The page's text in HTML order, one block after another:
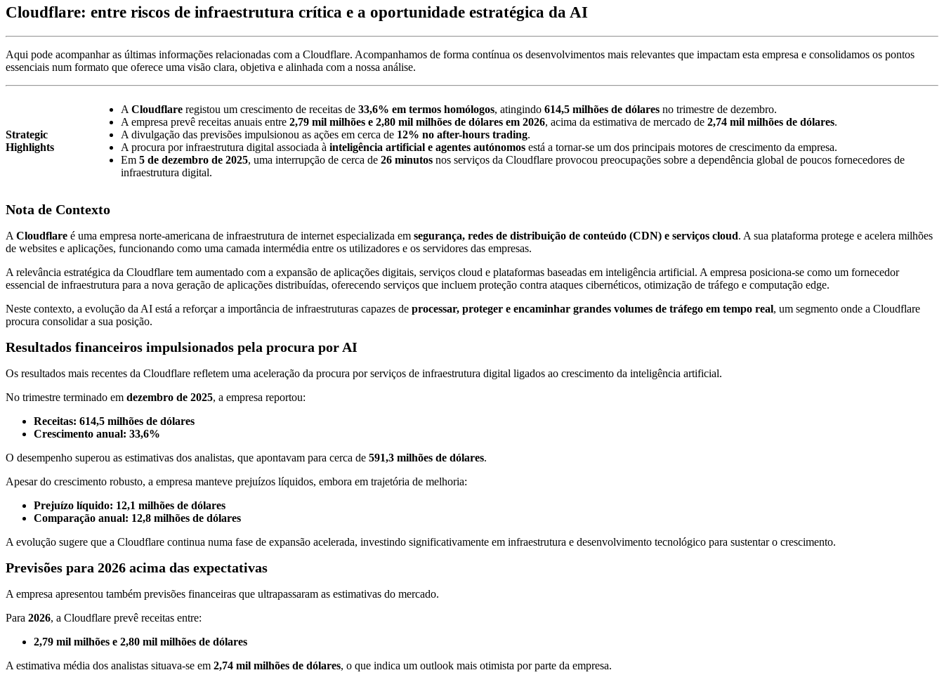
Cloudflare: entre riscos de infraestrutura crítica e a oportunidade estratégica da AI
Aqui pode acompanhar as últimas informações relacionadas com a Cloudflare. Acompanhamos de forma contínua os desenvolvimentos mais relevantes que impactam esta empresa e consolidamos os pontos
essenciais num formato que oferece uma visão clara, objetiva e alinhada com a nossa análise.
Strategic
Highlights
A Cloudflareregistou um crescimento de receitas de 33,6% em termos homólogos, atingindo 614,5 milhões de dólaresno trimestre de dezembro.
A empresa prevê receitas anuais entre 2,79 mil milhões e 2,80 mil milhões de dólares em 2026, acima da estimativa de mercado de 2,74 mil milhões de dólares.
A divulgação das previsões impulsionou as ações em cerca de 12% no after-hours trading.
A procura por infraestrutura digital associada à inteligência artificial e agentes autónomosestá a tornar-se um dos principais motores de crescimento da empresa.
Em 5 de dezembro de 2025, uma interrupção de cerca de 26 minutosnos serviços da Cloudflare provocou preocupações sobre a dependência global de poucos fornecedores de
infraestrutura digital.
Nota de Contexto
A Cloudflare é uma empresa norte-americana de infraestrutura de internet especializada em segurança, redes de distribuição de conteúdo (CDN) e serviços cloud. A sua plataforma protege e acelera milhões
de websites e aplicações, funcionando como uma camada intermédia entre os utilizadores e os servidores das empresas.
A relevância estratégica da Cloudflare tem aumentado com a expansão de aplicações digitais, serviços cloud e plataformas baseadas em inteligência artificial. A empresa posiciona-se como um fornecedor
essencial de infraestrutura para a nova geração de aplicações distribuídas, oferecendo serviços que incluem proteção contra ataques cibernéticos, otimização de tráfego e computação edge.
Neste contexto, a evolução da AI está a reforçar a importância de infraestruturas capazes de processar, proteger e encaminhar grandes volumes de tráfego em tempo real, um segmento onde a Cloudflare
procura consolidar a sua posição.
Resultados financeiros impulsionados pela procura por AI
Os resultados mais recentes da Cloudflare refletem uma aceleração da procura por serviços de infraestrutura digital ligados ao crescimento da inteligência artificial.
No trimestre terminado em dezembro de 2025, a empresa reportou:
Receitas: 614,5 milhões de dólares
Crescimento anual: 33,6%
O desempenho superou as estimativas dos analistas, que apontavam para cerca de 591,3 milhões de dólares.
Apesar do crescimento robusto, a empresa manteve prejuízos líquidos, embora em trajetória de melhoria:
Prejuízo líquido: 12,1 milhões de dólares
Comparação anual: 12,8 milhões de dólares
A evolução sugere que a Cloudflare continua numa fase de expansão acelerada, investindo significativamente em infraestrutura e desenvolvimento tecnológico para sustentar o crescimento.
Previsões para 2026 acima das expectativas
A empresa apresentou também previsões financeiras que ultrapassaram as estimativas do mercado.
Para 2026, a Cloudflare prevê receitas entre:
2,79 mil milhões e 2,80 mil milhões de dólares
A estimativa média dos analistas situava-se em 2,74 mil milhões de dólares, o que indica um outlook mais otimista por parte da empresa.